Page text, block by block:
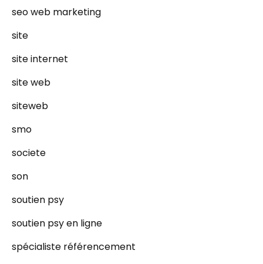
seo web marketing
site
site internet
site web
siteweb
smo
societe
son
soutien psy
soutien psy en ligne
spécialiste référencement